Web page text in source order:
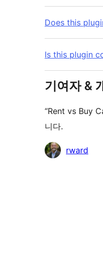
Does this
Is this plugin
기여자 &
“Rent vs Buy
니다.
기
rward